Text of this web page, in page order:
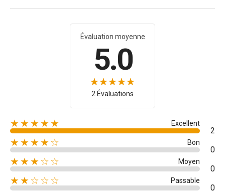
Évaluation moyenne
5.0
2 Évaluations
★★★★★ Excellent
2
★★★★☆ Bon
0
★★★☆☆ Moyen
0
★★☆☆☆ Passable
0